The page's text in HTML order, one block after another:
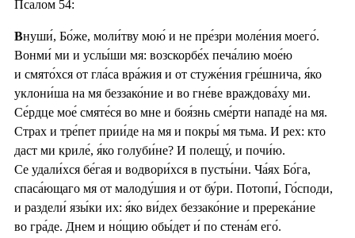
Псало́м 54:
Внуши́, Бо́же, моли́тву мою́ и не пре́зри моле́ния моего́.
Вонми́ ми и услы́ши мя: возскорбе́х печа́лию мое́ю
и смято́хся от гла́са вра́жия и от стуже́ния гре́шнича, я́ко
уклони́ша на мя беззако́ние и во гне́ве враждова́ху ми.
Се́рдце мое́ смяте́ся во мне и боя́знь сме́рти нападе́ на мя.
Страх и тре́пет прии́де на мя и покры́ мя тьма. И рех: кто
даст ми криле́, я́ко голуби́не? И полещу́, и почи́ю.
Се удали́хся бе́гая и водвори́хся в пусты́ни. Ча́ях Бо́га,
спаса́ющаго мя от малоду́шия и от бу́ри. Потопи́, Го́споди,
и раздели́ язы́ки их: я́ко ви́дех беззако́ние и пререка́ние
во гра́де. Днем и но́щию обы́дет и́ по стена́м его́.